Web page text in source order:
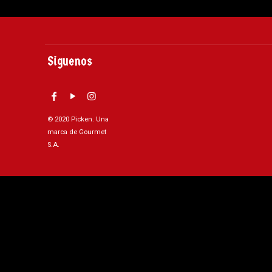
Siguenos
© 2020 Picken. Una
marca de Gourmet
S.A.